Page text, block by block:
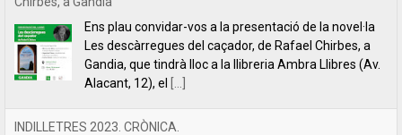
És el quart any que anem a l’Indilletres, la Fira del
Llibre d’Editorials Independents de la Bisbal
d’Empordà. Una cita literària que ens encanta i que,
per nosaltres, és com[...]
Filipa Leal recita el poema "Estimar", de Florbela Espanca a la
RTP2 de Portugal